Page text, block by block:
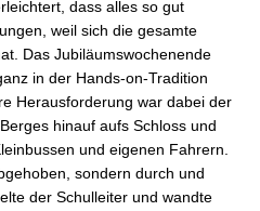
dass alles so gut
weil sich die gesamte
Das Jubiläumswochenende
in der Hands-on-Tradition
Herausforderung war dabei der
hinauf aufs Schloss und
und eigenen Fahrern.
sondern durch und
der Schulleiter und wandte